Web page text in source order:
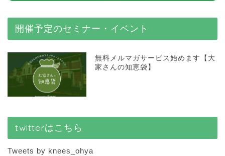
開催予定のセミナー・イベント
無料メルマガサービス始めます【大
家さんの知恵袋】
twitterはこちら
Tweets by knees_ohya